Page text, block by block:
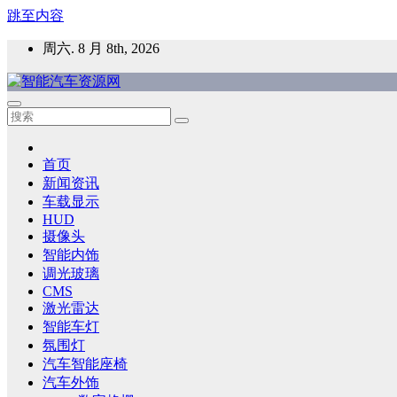
跳至内容
周六. 8 月 8th, 2026
智能汽车资源网
智能表面，智能内饰，新能源汽车，HMI，人车交互，智能车
首页
新闻资讯
车载显示
HUD
摄像头
智能内饰
调光玻璃
CMS
激光雷达
智能车灯
氛围灯
汽车智能座椅
汽车外饰